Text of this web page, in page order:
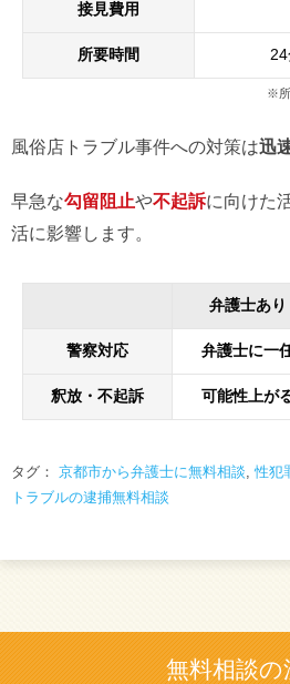
接見費用
所要時間 24
※所
風俗店トラブル事件への対策は迅
早急な勾留阻止や不起訴に向けた
活に影響します。
弁護士あり
警察対応 弁護士に一
釈放・不起訴 可能性上が
タグ： 京都市から弁護士に無料相談,性犯
トラブルの逮捕無料相談
無料相談の